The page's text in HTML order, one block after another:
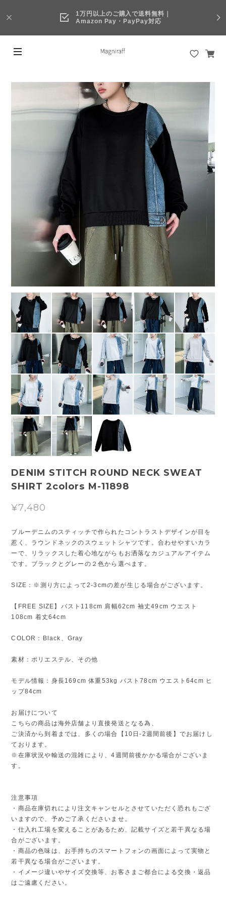
1万円以上のご購入で送料無料｜
Amazon Pay・PayPay対応
DENIM STITCH ROUND NECK SWEAT
SHIRT 2colors M-11898
¥7,480
ブルーデニムのスティッチで作られたコントラストデザインが目を
惹く、ラウンドネックのスウェットシャツです。合わせやすいカラ
ーで、リラックスした着心地ながらもお洒落なカジュアルアイテム
です。ブラックとグレーの２色から選べます。
SIZE：※測り方によって2-3cmの差が生じる場合がございます。
【FREE SIZE】バスト118cm 肩幅62cm 袖丈49cm ウエスト
108cm 着丈64cm
COLOR：Black、Gray
素材：ポリエステル、その他
モデル情報：身長169cm 体重53kg バスト78cm ウエスト64cm ヒ
ップ84cm
お届けについて
こちらの商品は海外店舗より直接発送となる為、
ご決済から到着までは、多くの場合【10日-2週間前後】でお届けし
ております。
※在庫状況や輸送の混雑により、4週間前後かかる場合がございま
す。
注意事項
・商品在庫切れにより注文キャンセルとさせていただく恐れもござ
いますので、予めご了承くださいませ。
・仕入れ工場を変えることがあるため、記載サイズと若干異なる場
合がございます。
・商品の色味は、お手持ちのスマートフォンの画面によって実物と
若干異なる場合がございます。
・イメージ違いやサイズ交換等、お客さまご都合による交換・返品
はご遠慮ください。